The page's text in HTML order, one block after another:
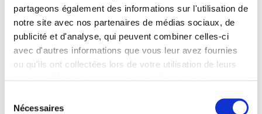
partageons également des informations sur l'utilisation de
notre site avec nos partenaires de médias sociaux, de
publicité et d'analyse, qui peuvent combiner celles-ci
avec d'autres informations que vous leur avez fournies
ou qu'ils ont collectées lors de votre utilisation de leurs
Nécessaires